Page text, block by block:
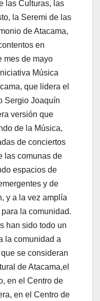
las Culturas, las
la Seremi de las
de Atacama,
en
mes de mayo
Música
que lidera el
Sergio Joaquín
versión que
de la Música,
de conciertos
las comunas de
espacios de
y de
y a la vez amplía
la comunidad.
han sido todo un
la comunidad a
se consideran
de Atacama,el
en el Centro de
en el Centro de